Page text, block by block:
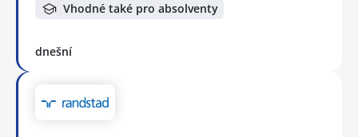
Vhodné také pro absolventy
dnešní